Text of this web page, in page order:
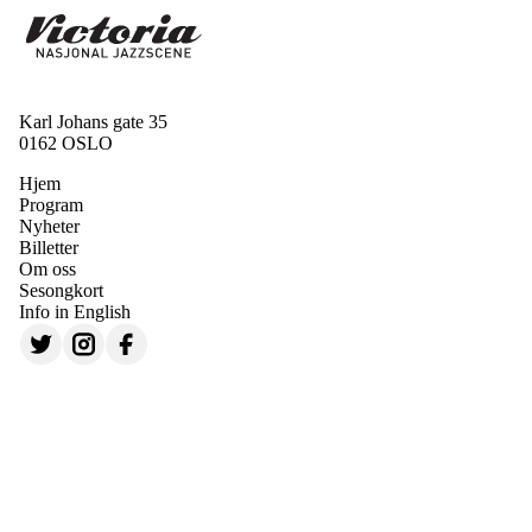
Karl Johans gate 35
0162 OSLO
Hjem
Program
Nyheter
Billetter
Om oss
Sesongkort
Info in English